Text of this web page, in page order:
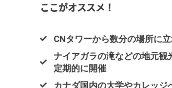
ここがオススメ！
CNタワーから数分の場所に
ナイアガラの滝などの地元観
定期的に開催
カナダ国内の大学やカレッ